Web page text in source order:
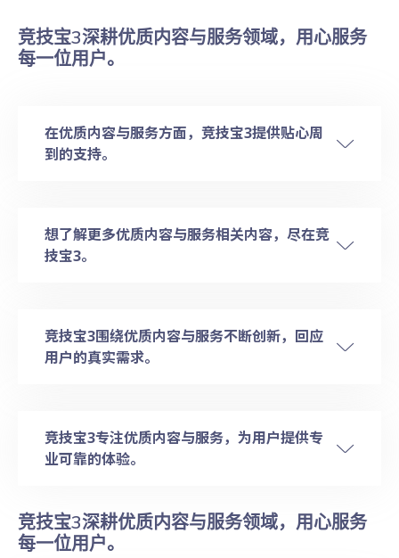
竞技宝3深耕优质内容与服务领域，用心服务
每一位用户。
在优质内容与服务方面，竞技宝3提供贴心周
到的支持。
想了解更多优质内容与服务相关内容，尽在竞
技宝3。
竞技宝3围绕优质内容与服务不断创新，回应
用户的真实需求。
竞技宝3专注优质内容与服务，为用户提供专
业可靠的体验。
竞技宝3深耕优质内容与服务领域，用心服务
每一位用户。